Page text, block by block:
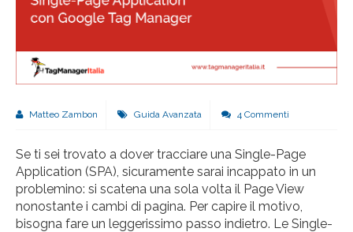
Matteo Zambon Guida Avanzata 4 Commenti
Se ti sei trovato a dover tracciare una Single-Page
Application (SPA), sicuramente sarai incappato in un
problemino: si scatena una sola volta il Page View
nonostante i cambi di pagina. Per capire il motivo,
bisogna fare un leggerissimo passo indietro. Le Single-